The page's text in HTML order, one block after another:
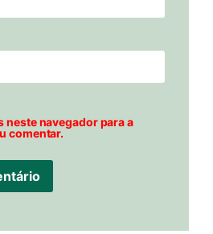
neste navegador para a
comentar.